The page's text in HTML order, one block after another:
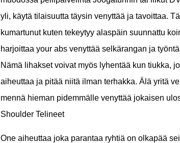
yli, käytä tilaisuutta täysin venyttää ja tavoittaa.
kumartunut kuten tekeytyy alaspäin suunnattu
harjoittaa your abs venyttää selkärangan ja
Nämä lihakset voivat myös lyhentää kun tiukka,
aiheuttaa ja pitää niitä ilman terhakka. Älä yritä
mennä hieman pidemmälle venyttää jokaisen
Shoulder Telineet
One aiheuttaa joka parantaa ryhtiä on olkapää